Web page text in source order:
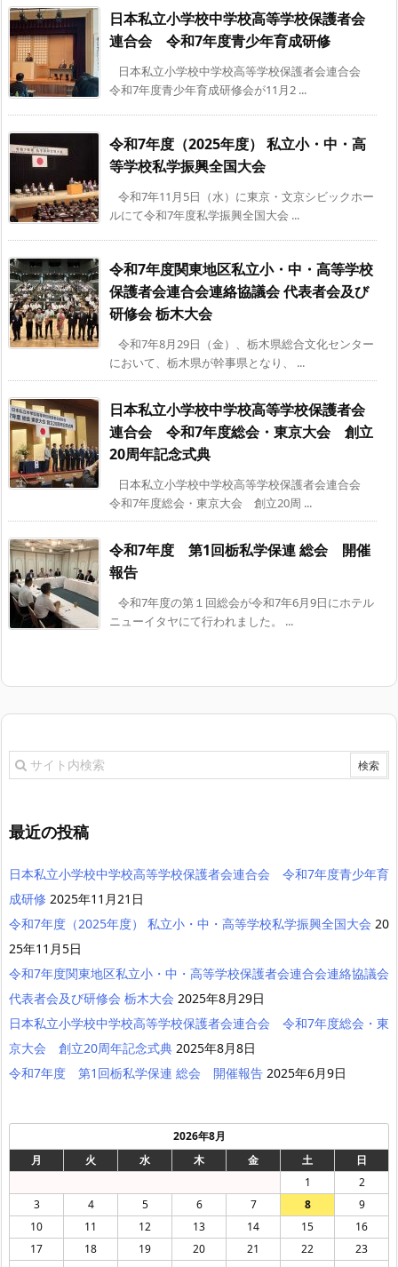
日本私立小学校中学校高等学校保護者会
連合会 令和7年度青少年育成研修
日本私立小学校中学校高等学校保護者会連合会
令和7年度青少年育成研修会が11月2 ...
令和7年度（2025年度） 私立小・中・高
等学校私学振興全国大会
令和7年11月5日（水）に東京・文京シビックホー
ルにて令和7年度私学振興全国大会 ...
令和7年度関東地区私立小・中・高等学校
保護者会連合会連絡協議会 代表者会及び
研修会 栃木大会
令和7年8月29日（金）、栃木県総合文化センター
において、栃木県が幹事県となり、 ...
日本私立小学校中学校高等学校保護者会
連合会 令和7年度総会・東京大会 創立
20周年記念式典
日本私立小学校中学校高等学校保護者会連合会
令和7年度総会・東京大会 創立20周 ...
令和7年度 第1回栃私学保連 総会 開催
報告
令和7年度の第１回総会が令和7年6月9日にホテル
ニューイタヤにて行われました。 ...
最近の投稿
日本私立小学校中学校高等学校保護者会連合会 令和7年度青少年育
成研修 2025年11月21日
令和7年度（2025年度） 私立小・中・高等学校私学振興全国大会 20
25年11月5日
令和7年度関東地区私立小・中・高等学校保護者会連合会連絡協議会
代表者会及び研修会 栃木大会 2025年8月29日
日本私立小学校中学校高等学校保護者会連合会 令和7年度総会・東
京大会 創立20周年記念式典 2025年8月8日
令和7年度 第1回栃私学保連 総会 開催報告 2025年6月9日
2026年8月
月
火 水 木 金 土
日
1
2
3
4 5 6 7 8
9
10
11 12 13 14 15
16
17
18 19 20 21 22
23